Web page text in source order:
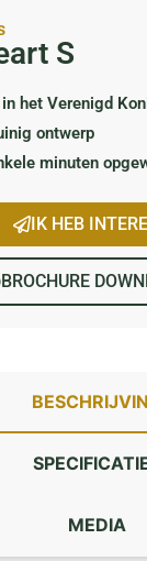
MEDIA
S
het Verenigd
ontwerp
minuten
IK HEB
BROCHURE